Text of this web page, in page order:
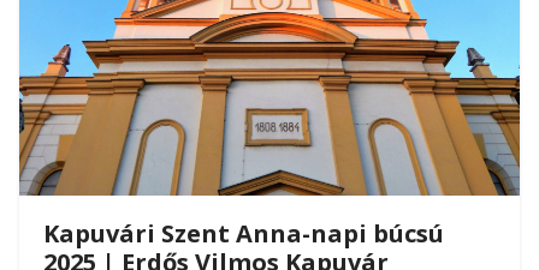
Kapuvári Szent Anna-napi búcsú
2025 | Erdős Vilmos Kapuvár